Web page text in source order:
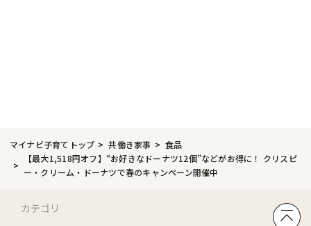
マイナビ子育てトップ 共働き家事
食品
【最大1,518円オフ】“お好きなドーナツ12個”などがお得に！ クリスピ
ー・クリーム・ドーナツで春のキャンペーン開催中
カテゴリ